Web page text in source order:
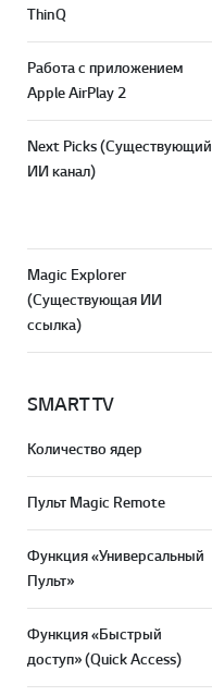
ThinQ
Работа с приложением
Apple AirPlay 2
Next Picks (Существующий
ИИ канал)
Magic Explorer
(Существующая ИИ
ссылка)
SMART TV
Количество ядер
Пульт Magic Remote
Функция «Универсальный
Пульт»
Функция «Быстрый
доступ» (Quick Access)